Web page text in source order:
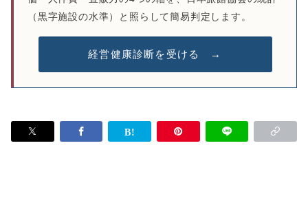
（黒字施設の水準）と照らして簡易判定します。
経営健康診断を受ける →